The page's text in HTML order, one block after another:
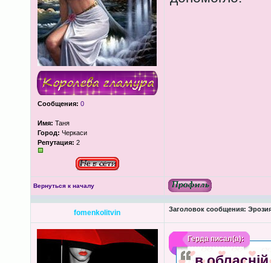
Сообщения: 0
Имя: Таня
Город: Черкаси
Репутация: 2
Вернуться к началу
fomenkolitvin Заголовок сообщения:
Гердаписал(а):